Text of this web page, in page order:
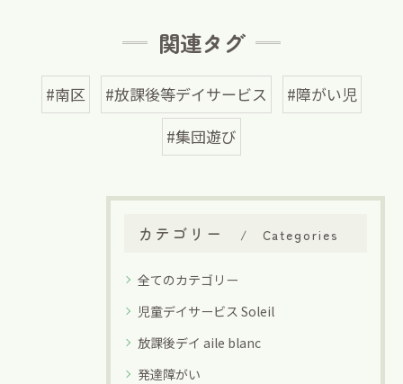
関連タグ
#南区 #放課後等デイサービス
#障がい児
#集団遊び
カテゴリー Categories
全てのカテゴリー
児童デイサービス Soleil
放課後デイ aile blanc
発達障がい